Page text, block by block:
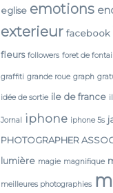
eglise emotions
exterieur facebook
fleurs followers foret de
graffiti grande roue graph
idée de sortie ile de france
Jornal iphone iphone 5s
PHOTOGRAPHER
lumière magie magnifique
meilleures photographies